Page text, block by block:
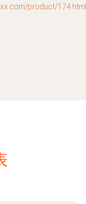
product/174.html